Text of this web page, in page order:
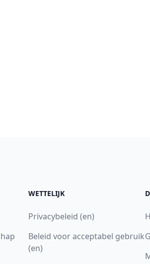
WETTELIJK
Privacybeleid (en)
Beleid voor acceptabel gebruik
(en)